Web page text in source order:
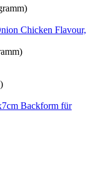
Chicken Flavour,
Backform für